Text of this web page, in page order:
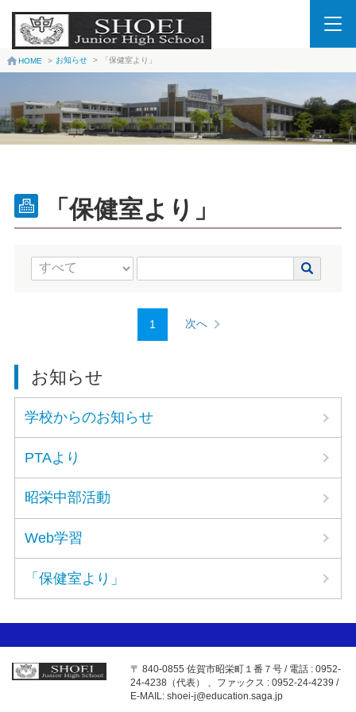
HOME > お知らせ > 「保健室より」
「保健室より」
1 次へ
お知らせ
学校からのお知らせ
PTAより
昭栄中部活動
Web学習
「保健室より」
〒 840-0855 佐賀市昭栄町１番７号 / 電話 : 0952-
24-4238（代表） 、ファックス : 0952-24-4239 /
E-MAIL: shoei-j@education.saga.jp